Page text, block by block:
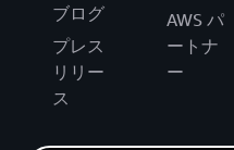
ブログ
プレス
リリー
ス
AWS パ
ートナ
ー